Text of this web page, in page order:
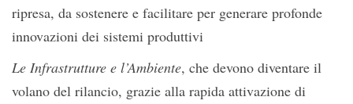
ripresa, da sostenere e facilitare per generare profonde
innovazioni dei sistemi produttivi
Le Infrastrutture e l’Ambiente, che devono diventare il
volano del rilancio, grazie alla rapida attivazione di